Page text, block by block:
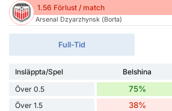
1.56 Förlust / match
Arsenal Dzyarzhynsk (Borta)
Full-Tid
Insläppta/Spel Belshina
Över 0.5
75%
Över 1.5 38%